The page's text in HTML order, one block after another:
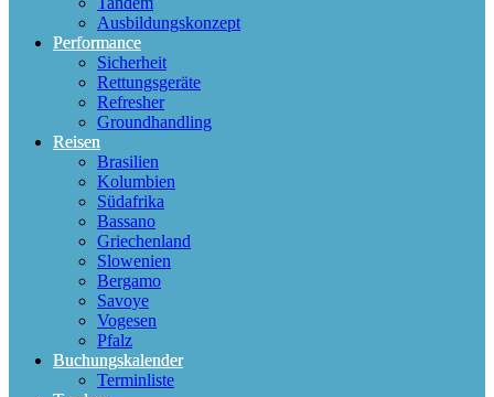
Ausbildungskonzept
Performance
Sicherheit
Rettungsgeräte
Refresher
Groundhandling
Reisen
Brasilien
Kolumbien
Südafrika
Bassano
Griechenland
Slowenien
Bergamo
Savoye
Vogesen
Pfalz
Buchungskalender
Terminliste